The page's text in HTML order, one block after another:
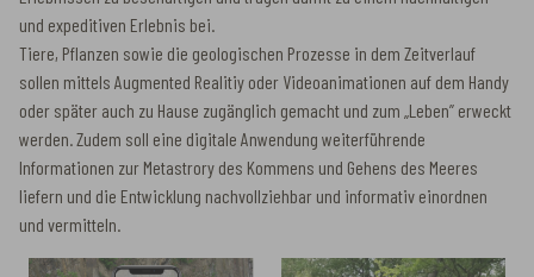
und expeditiven Erlebnis bei.
Tiere, Pflanzen sowie die geologischen Prozesse in dem Zeitverlauf
sollen mittels Augmented Realitiy oder Videoanimationen auf dem Handy
oder später auch zu Hause zugänglich gemacht und zum „Leben” erweckt
werden. Zudem soll eine digitale Anwendung weiterführende
Informationen zur Metastrory des Kommens und Gehens des Meeres
liefern und die Entwicklung nachvollziehbar und informativ einordnen
und vermitteln.